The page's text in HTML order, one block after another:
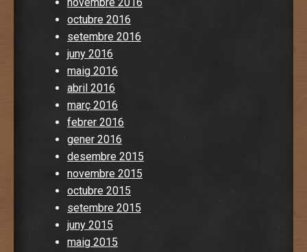
novembre 2016
octubre 2016
setembre 2016
juny 2016
maig 2016
abril 2016
març 2016
febrer 2016
gener 2016
desembre 2015
novembre 2015
octubre 2015
setembre 2015
juny 2015
maig 2015